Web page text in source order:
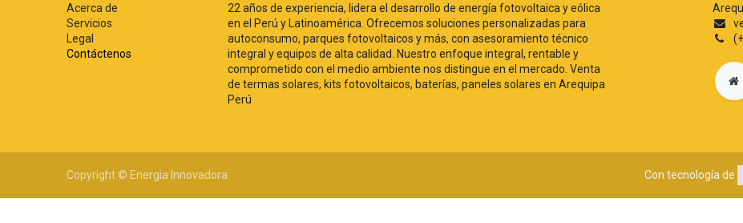
Acerca de
Servicios
Legal
Contáctenos
22 años de experiencia, lidera el desarrollo de energía fotovoltaica y eólica
en el Perú y Latinoamérica. Ofrecemos soluciones personalizadas para
autoconsumo, parques fotovoltaicos y más, con asesoramiento técnico
integral y equipos de alta calidad. Nuestro enfoque integral, rentable y
comprometido con el medio ambiente nos distingue en el mercado. Venta
de termas solares, kits fotovoltaicos, baterías, paneles solares en Arequipa
Perú
Copyright © Energia Innovadora Con tecnología de